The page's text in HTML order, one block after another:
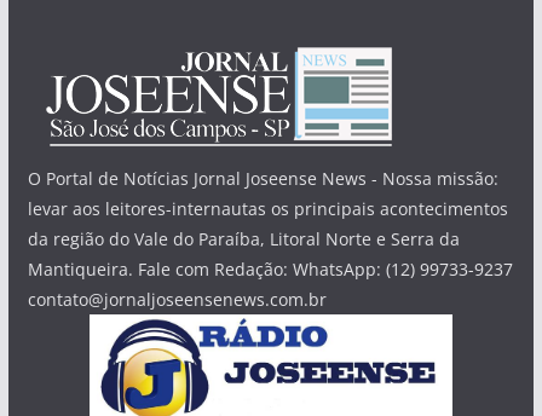
O Portal de Notícias Jornal Joseense News - Nossa missão:
levar aos leitores-internautas os principais acontecimentos
da região do Vale do Paraíba, Litoral Norte e Serra da
Mantiqueira. Fale com Redação: WhatsApp: (12) 99733-9237
contato@jornaljoseensenews.com.br